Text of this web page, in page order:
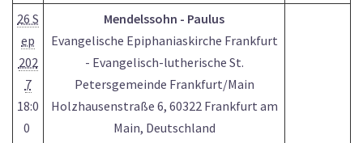
26 S
ep
202
7
18:0
0
Mendelssohn - Paulus
Evangelische Epiphaniaskirche Frankfurt
- Evangelisch-lutherische St.
Petersgemeinde Frankfurt/Main
Holzhausenstraße 6, 60322 Frankfurt am
Main, Deutschland